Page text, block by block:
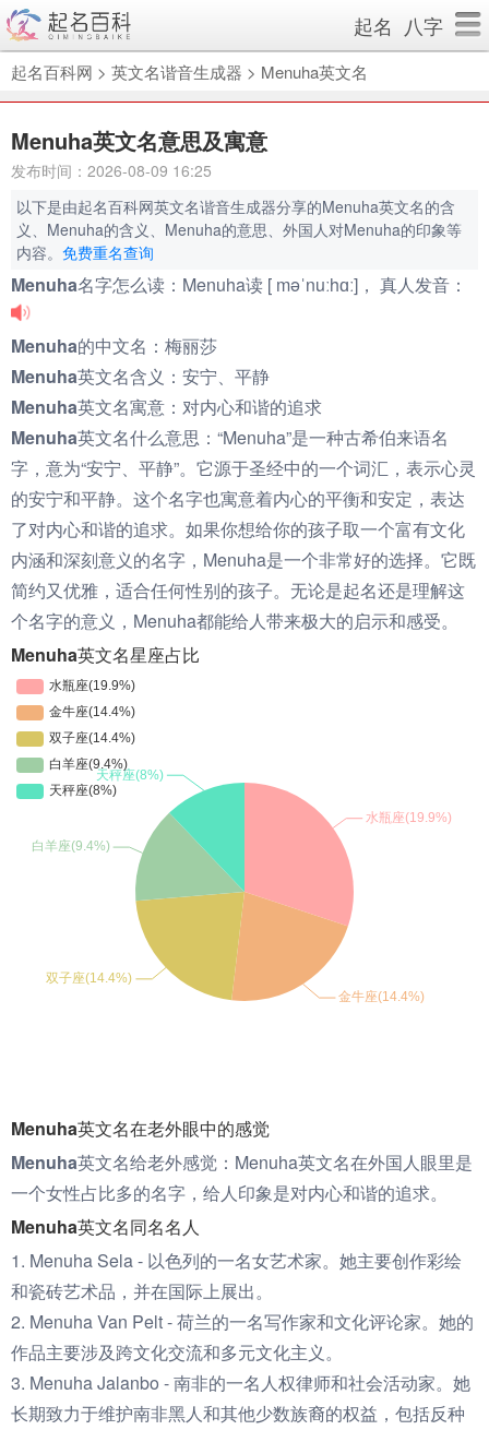
起名 八字
起名百科网 > 英文名谐音生成器 > Menuha英文名
Menuha英文名意思及寓意
发布时间：2026-08-09 16:25
以下是由起名百科网英文名谐音生成器分享的Menuha英文名的含
义、Menuha的含义、Menuha的意思、外国人对Menuha的印象等
内容。 免费重名查询
Menuha名字怎么读： Menuha读 [ məˈnuːhɑː]， 真人发音：
Menuha的中文名： 梅丽莎
Menuha英文名含义： 安宁、平静
Menuha英文名寓意： 对内心和谐的追求
Menuha英文名什么意思： “Menuha”是一种古希伯来语名
字，意为“安宁、平静”。它源于圣经中的一个词汇，表示心灵
的安宁和平静。这个名字也寓意着内心的平衡和安定，表达
了对内心和谐的追求。如果你想给你的孩子取一个富有文化
内涵和深刻意义的名字，Menuha是一个非常好的选择。它既
简约又优雅，适合任何性别的孩子。无论是起名还是理解这
个名字的意义，Menuha都能给人带来极大的启示和感受。
Menuha英文名星座占比
Menuha英文名在老外眼中的感觉
Menuha英文名给老外感觉： Menuha英文名在外国人眼里是
一个女性占比多的名字，给人印象是对内心和谐的追求。
Menuha英文名同名名人
1. Menuha Sela - 以色列的一名女艺术家。她主要创作彩绘
和瓷砖艺术品，并在国际上展出。
2. Menuha Van Pelt - 荷兰的一名写作家和文化评论家。她的
作品主要涉及跨文化交流和多元文化主义。
3. Menuha Jalanbo - 南非的一名人权律师和社会活动家。她
长期致力于维护南非黑人和其他少数族裔的权益，包括反种